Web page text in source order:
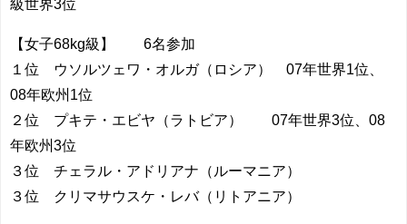
級世界3位
【女子68kg級】 6名参加
１位 ウソルツェワ・オルガ（ロシア） 07年世界1位、
08年欧州1位
２位 プキテ・エビヤ（ラトビア） 07年世界3位、08
年欧州3位
３位 チェラル・アドリアナ（ルーマニア）
３位 クリマサウスケ・レバ（リトアニア）